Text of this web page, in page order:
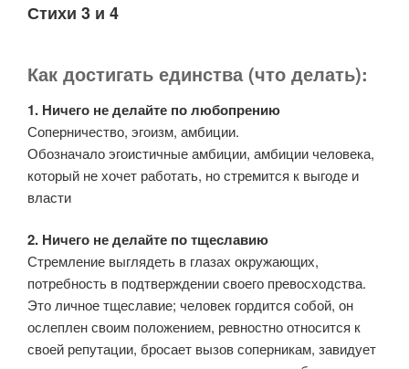
Стихи 3 и 4
Как достигать единства (что делать):
1. Ничего не делайте по любопрению
Соперничество, эгоизм, амбиции.
Обозначало эгоистичные амбиции, амбиции человека,
который не хочет работать, но стремится к выгоде и
власти
2. Ничего не делайте по тщеславию
Стремление выглядеть в глазах окружающих,
потребность в подтверждении своего превосходства.
Это личное тщеславие; человек гордится собой, он
ослеплен своим положением, ревностно относится к
своей репутации, бросает вызов соперникам, завидует